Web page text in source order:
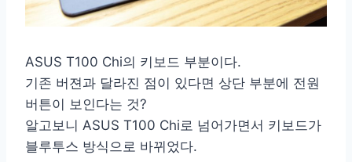
ASUS T100 Chi의 키보드 부분이다.
기존 버젼과 달라진 점이 있다면 상단 부분에 전원
버튼이 보인다는 것?
알고보니 ASUS T100 Chi로 넘어가면서 키보드가
블루투스 방식으로 바뀌었다.